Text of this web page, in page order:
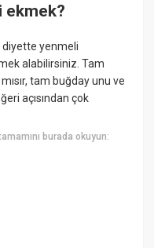
ekmek?
diyette yenmeli
alabilirsiniz. Tam
tam buğday unu ve
açısından çok
burada okuyun: